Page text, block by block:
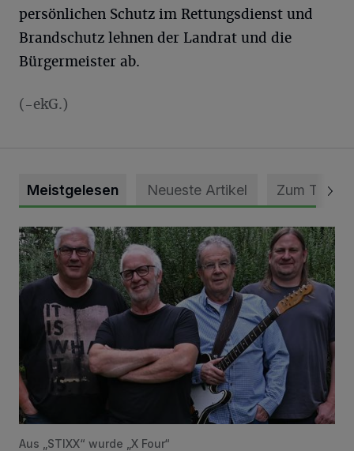
persönlichen Schutz im Rettungsdienst und
Brandschutz lehnen der Landrat und die
Bürgermeister ab.
(-ekG.)
Meistgelesen Neueste Artikel Zum Thema
Auch Platz für leisere Töne
Aus „STIXX“ wurde „X Four“